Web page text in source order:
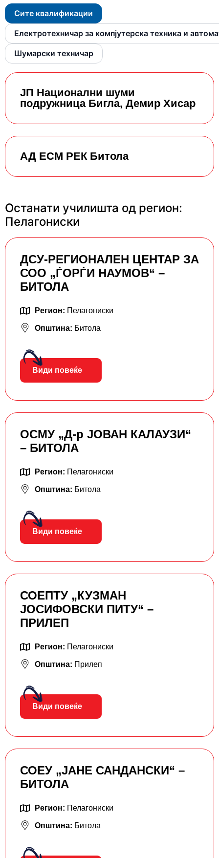
Сите квалификации
Електротехничар за компјутерска техника и
Шумарски техничар
ЈП Национални шуми
подружница Бигла, Демир Хисар
АД ЕСМ РЕК Битола
Останати училишта од регион:
Пелагониски
ДСУ-РЕГИОНАЛЕН ЦЕНТАР ЗА
СОО „ЃОРЃИ НАУМОВ“ –
БИТОЛА
Регион: Пелагониски
Општина: Битола
Види повеќе
ОСМУ „Д-р ЈОВАН КАЛАУЗИ“
– БИТОЛА
Регион: Пелагониски
Општина: Битола
Види повеќе
СОЕПТУ „КУЗМАН
ЈОСИФОВСКИ ПИТУ“ –
ПРИЛЕП
Регион: Пелагониски
Општина: Прилеп
Види повеќе
СОЕУ „ЈАНЕ САНДАНСКИ“ –
БИТОЛА
Регион: Пелагониски
Општина: Битола